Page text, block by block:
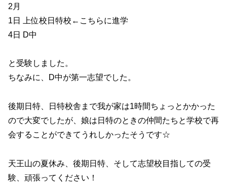
2月
1日 上位校日特校←こちらに進学
4日 D中
と受験しました。
ちなみに、D中が第一志望でした。
後期日特、日特校舎まで我が家は1時間ちょっとかかった
ので大変でしたが、娘は日特のときの仲間たちと学校で再
会することができてうれしかったそうです☆
天王山の夏休み、後期日特、そして志望校目指しての受
験、頑張ってください！